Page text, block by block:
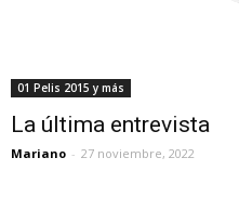
01 Pelis 2015 y más
La última entrevista
Mariano - 27 noviembre, 2022